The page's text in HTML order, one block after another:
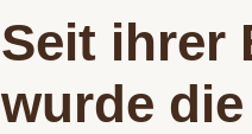
Seit ihrer
wurde